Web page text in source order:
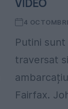
VIDEO
4
Putini
traversat
Fairfax.